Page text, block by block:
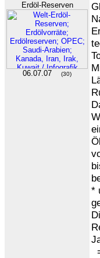
Erdöl-Reserven
06.07.07 (30)
*